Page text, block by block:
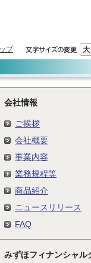
プ
会社情報
ご挨拶
会社概要
事業内容
業務規程等
商品紹介
ニュースリリース
FAQ
みずほフィナンシャル